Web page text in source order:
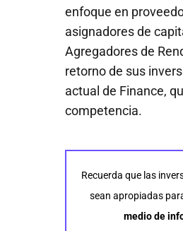
enfoque en
asignadores de
Agregadores de
retorno de sus
actual de Finance,
competencia.
Recuerda que las
sean apropiadas
medio de